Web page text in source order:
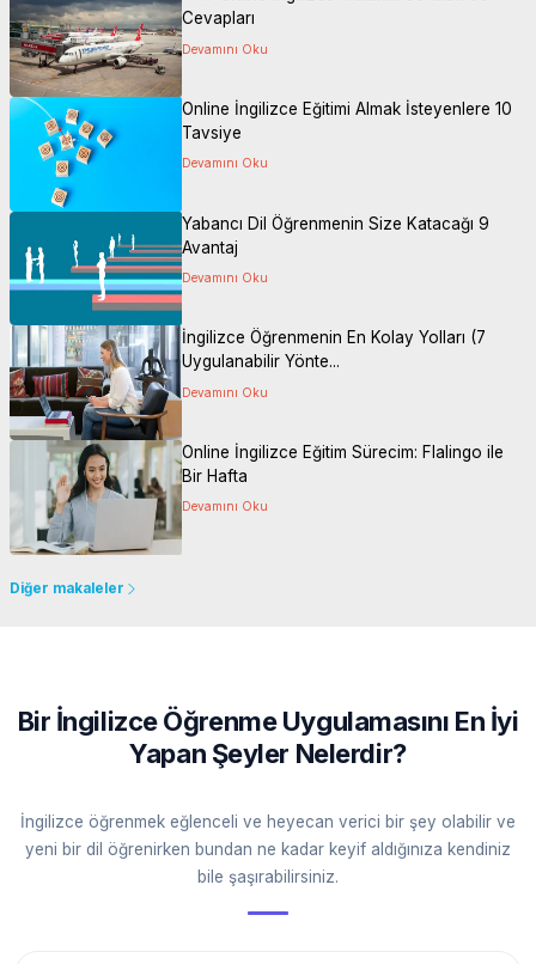
Siteye Git
Cevapları
Devamını Oku
Online İngilizce Eğitimi Almak İsteyenlere 10
Tavsiye
Devamını Oku
Yabancı Dil Öğrenmenin Size Katacağı 9
Avantaj
Devamını Oku
İngilizce Öğrenmenin En Kolay Yolları (7
Uygulanabilir Yönte...
Devamını Oku
Online İngilizce Eğitim Sürecim: Flalingo ile
Bir Hafta
Devamını Oku
Diğer makaleler
Bir İngilizce Öğrenme Uygulamasını En İyi
Yapan Şeyler Nelerdir?
İngilizce öğrenmek eğlenceli ve heyecan verici bir şey olabilir ve
yeni bir dil öğrenirken bundan ne kadar keyif aldığınıza kendiniz
bile şaşırabilirsiniz.